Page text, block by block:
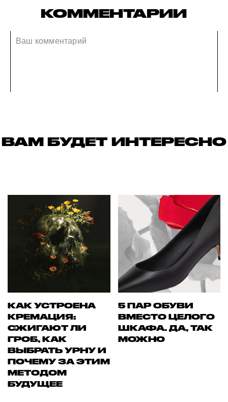
КОММЕНТАРИИ
ВАМ БУДЕТ ИНТЕРЕСНО
КАК УСТРОЕНА
КРЕМАЦИЯ:
СЖИГАЮТ ЛИ
ГРОБ, КАК
ВЫБРАТЬ УРНУ И
ПОЧЕМУ ЗА ЭТИМ
МЕТОДОМ
БУДУЩЕЕ
5 ПАР ОБУВИ
ВМЕСТО ЦЕЛОГО
ШКАФА. ДА, ТАК
МОЖНО